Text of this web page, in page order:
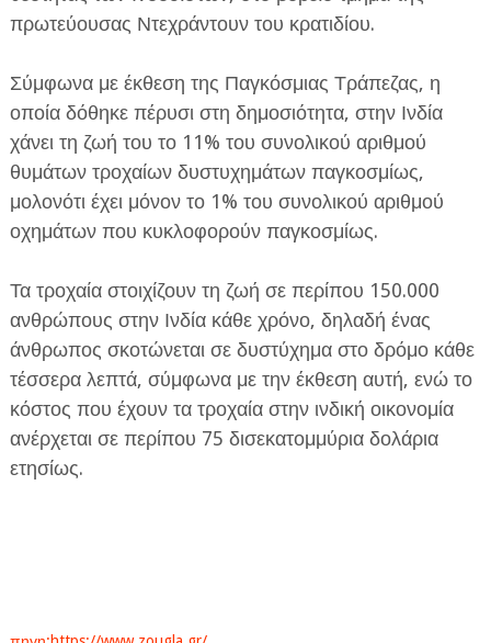
πρωτεύουσας Ντεχράντουν του κρατιδίου.
Σύμφωνα με έκθεση της Παγκόσμιας Τράπεζας, η
οποία δόθηκε πέρυσι στη δημοσιότητα, στην Ινδία
χάνει τη ζωή του το 11% του συνολικού αριθμού
θυμάτων τροχαίων δυστυχημάτων παγκοσμίως,
μολονότι έχει μόνον το 1% του συνολικού αριθμού
οχημάτων που κυκλοφορούν παγκοσμίως.
Τα τροχαία στοιχίζουν τη ζωή σε περίπου 150.000
ανθρώπους στην Ινδία κάθε χρόνο, δηλαδή ένας
άνθρωπος σκοτώνεται σε δυστύχημα στο δρόμο κάθε
τέσσερα λεπτά, σύμφωνα με την έκθεση αυτή, ενώ το
κόστος που έχουν τα τροχαία στην ινδική οικονομία
ανέρχεται σε περίπου 75 δισεκατομμύρια δολάρια
ετησίως.